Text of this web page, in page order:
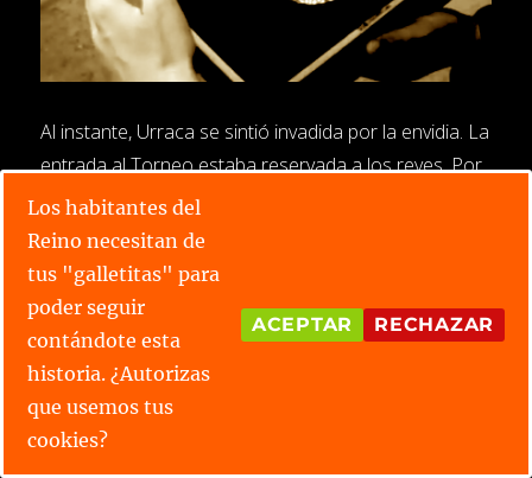
Al instante, Urraca se sintió invadida por la envidia. La
entrada al Torneo estaba reservada a los reyes. Por
mucho que lo intentase, ella jamás podría ser la
receptora de tan grandioso presente.
Fue entonces que su alma se envenenó con una
idea malsana; un plan que, poco a poco, empezó a
urdir el medio para transformarla en reina, y por
tanto, en heredera legítima de lo que contenía el
cofre.
Los habitantes del
Reino necesitan de
tus "galletitas" para
poder seguir
contándote esta
historia. ¿Autorizas
que usemos tus
cookies?
ACEPTAR RECHAZAR